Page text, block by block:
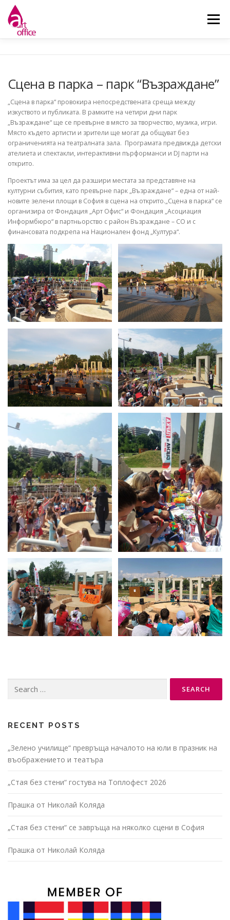
content
Menu
Сцена в парка – парк “Възраждане”
„Сцена в парка“ провокира непосредствената среща между
изкуството и публиката. В рамките на четири дни парк
„Възраждане“ ще се превърне в място за творчество, музика, игри.
Място където артисти и зрители ще могат да общуват без
ограниченията на театралната зала. Програмата предвижда детски
ателиета и спектакли, интерактивни пърформанси и DJ парти на
открито.
Проектът има за цел да разшири местата за представяне на
културни събития, като превърне парк „Възраждане“ – една от най-
новите зелени площи в София в сцена на открито.„Сцена в парка“ се
организира от Фондация „Арт Офис“ и Фондация „Асоциация
Информбюро“ в партньорство с район Възраждане – СО и с
финансовата подкрепа на Национален фонд „Култура“.
for:
RECENT POSTS
„Зелено училище“ превръща началото на юли в празник на
въображението и театъра
„Стая без стени“ гостува на Топлофест 2026
Прашка от Николай Коляда
„Стая без стени“ се завръща на няколко сцени в София
Прашка от Николай Коляда